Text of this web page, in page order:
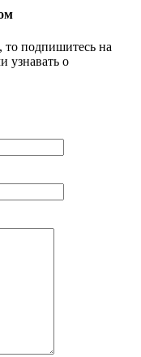
подпишитесь на
узнавать о